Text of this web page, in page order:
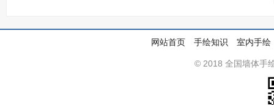
网站首页 手绘知识 室内手绘
© 2018 全国墙体手